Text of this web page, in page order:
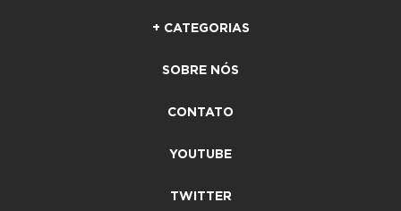
+ CATEGORIAS
SOBRE NÓS
CONTATO
YOUTUBE
TWITTER